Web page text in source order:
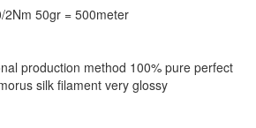
2Nm 50gr = 500meter
production method 100% pure perfect
silk filament very glossy